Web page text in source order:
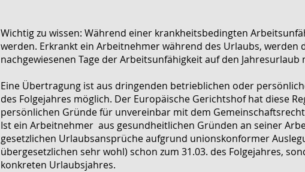
Wichtig zu wissen: Während einer krankheitsbedingten
werden. Erkrankt ein Arbeitnehmer während des Urlaubs, werden
nachgewiesenen Tage der Arbeitsunfähigkeit auf den Jahresurlaub
Eine Übertragung ist aus dringenden betrieblichen oder
des Folgejahres möglich. Der Europäische Gerichtshof hat diese
persönlichen Gründe für unvereinbar mit dem
Ist ein Arbeitnehmer aus gesundheitlichen Gründen an seiner
gesetzlichen Urlaubsansprüche aufgrund unionskonformer
übergesetzlichen sehr wohl) schon zum 31.03. des Folgejahres,
konkreten Urlaubsjahres.